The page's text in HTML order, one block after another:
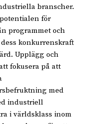
branscher.
för
programmet och
konkurrenskraft
Upplägg och
fokusera på att
med
industriell
i världsklass inom